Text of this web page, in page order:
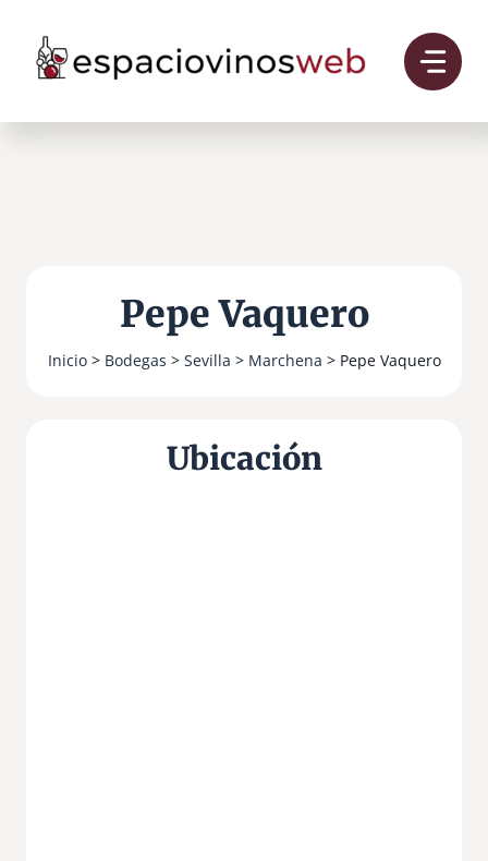
contenido
Pepe Vaquero
Inicio> Bodegas > Sevilla > Marchena > Pepe Vaquero
Ubicación